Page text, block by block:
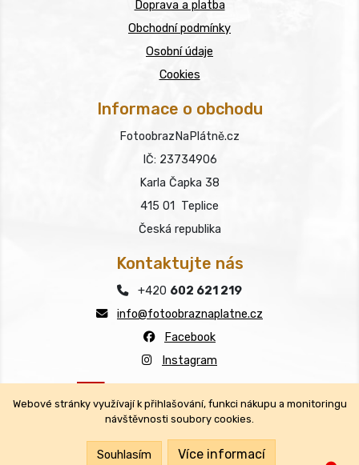
Kontaktujte nás
+420 602 621 219
info@fotoobraznaplatne.cz
Facebook
Instagram
Všechna práva vyhrazena.
Doprava a platba
Obchodní podmínky
Osobní údaje
Cookies
Informace o obchodu
FotoobrazNaPlátně.cz
IČ: 23734906
Karla Čapka 38
415 01 Teplice
Česká republika
Webové stránky využívají k přihlašování, funkci nákupu a monitoringu
návštěvnosti soubory cookies.
Souhlasím Více informací